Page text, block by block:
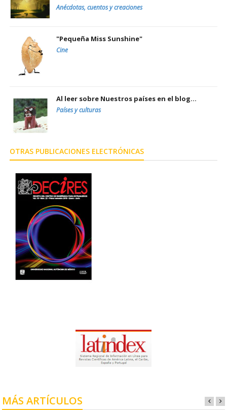
Anécdotas, cuentos y creaciones
"Pequeña Miss Sunshine"
Cine
Al leer sobre Nuestros países en el blog...
Países y culturas
OTRAS PUBLICACIONES ELECTRÓNICAS
MÁS ARTÍCULOS